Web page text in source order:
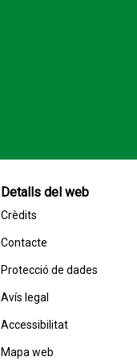
Detalls del web
Crèdits
Contacte
Protecció de dades
Avís legal
Accessibilitat
Mapa web